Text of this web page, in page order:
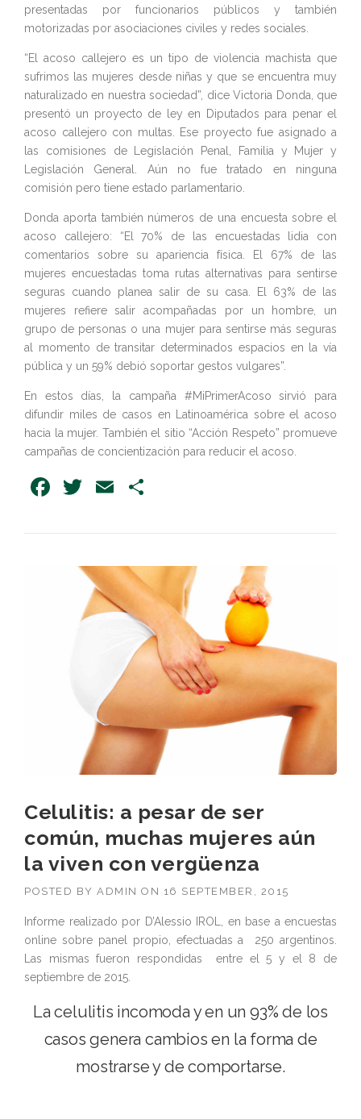
presentadas por funcionarios públicos y también
motorizadas por asociaciones civiles y redes sociales.
“El acoso callejero es un tipo de violencia machista que
sufrimos las mujeres desde niñas y que se encuentra muy
naturalizado en nuestra sociedad”, dice Victoria Donda, que
presentó un proyecto de ley en Diputados para penar el
acoso callejero con multas. Ese proyecto fue asignado a
las comisiones de Legislación Penal, Familia y Mujer y
Legislación General. Aún no fue tratado en ninguna
comisión pero tiene estado parlamentario.
Donda aporta también números de una encuesta sobre el
acoso callejero: “El 70% de las encuestadas lidia con
comentarios sobre su apariencia física. El 67% de las
mujeres encuestadas toma rutas alternativas para sentirse
seguras cuando planea salir de su casa. El 63% de las
mujeres refiere salir acompañadas por un hombre, un
grupo de personas o una mujer para sentirse más seguras
al momento de transitar determinados espacios en la vía
pública y un 59% debió soportar gestos vulgares”.
En estos días, la campaña #MiPrimerAcoso sirvió para
difundir miles de casos en Latinoamérica sobre el acoso
hacia la mujer. También el sitio “Acción Respeto” promueve
campañas de concientización para reducir el acoso.
Facebook
Twitter
Email
Celulitis: a pesar de ser
común, muchas mujeres aún
la viven con vergüenza
POSTED BY ADMIN ON 16 SEPTEMBER, 2015
Informe realizado por D’Alessio IROL, en base a encuestas
online sobre panel propio, efectuadas a 250 argentinos.
Las mismas fueron respondidas entre el 5 y el 8 de
septiembre de 2015.
La celulitis incomoda y en un 93% de los
casos genera cambios en la forma de
mostrarse y de comportarse.